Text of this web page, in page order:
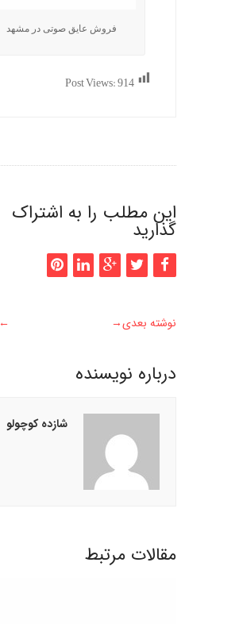
فروش عایق صوتی در مشهد
Post Views:914
این مطلب را به اشتراک
گذارید
← نوشته بعدی→
درباره نويسنده
شازده کوچولو
مقالات مرتبط